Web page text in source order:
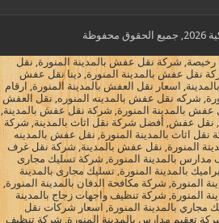
شركة نقل عفش بالمدينة المنورة, نقل
نقل عفش بالمدينة المنورة, دينا نقل عفش
اسعار نقل العفش بالمدينة المنورة, ارقام
شركه نقل عفش بالمدينه المنوره, نقل العفش
عفش بالمدينة المنورة, شركة نقل عفش بالمدينة,
نقل عفش, أفضل شركة نقل اثاث بالمدينة, شركة
نقل اثاث بالمدينة المنورة, نقل عفش بالمدينه
المنورة, نقل عفش بالمدينة, شركة نقل غرف
مدارس بالمدينة المنورة, شركة تسليك مجارى
بالمدينة المنورة, تسليك مجارى بالمدينة
المنورة, شركة مكافحة الدفان بالمدينة المنورة,
المنورة, شركة تنظيف واجهات زجاج بالمدينة
مجاري بالمدينة المنورة, اسعار شركات نقل
تعقيم مدارس بالمدينة المنورة, شركة تنظيف